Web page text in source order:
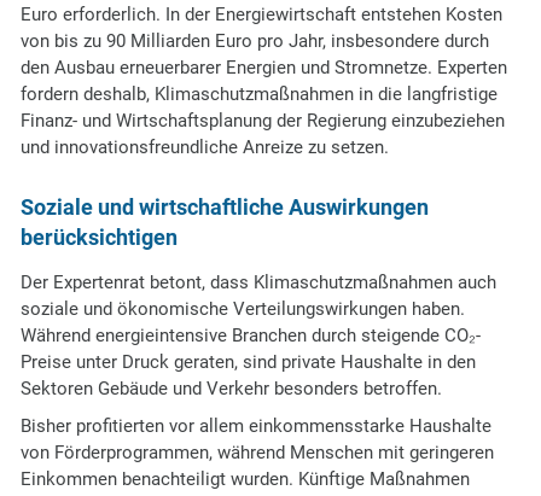
Euro erforderlich. In der Energiewirtschaft entstehen Kosten
von bis zu 90 Milliarden Euro pro Jahr, insbesondere durch
den Ausbau erneuerbarer Energien und Stromnetze. Experten
fordern deshalb, Klimaschutzmaßnahmen in die langfristige
Finanz- und Wirtschaftsplanung der Regierung einzubeziehen
und innovationsfreundliche Anreize zu setzen.
Soziale und wirtschaftliche Auswirkungen
berücksichtigen
Der Expertenrat betont, dass Klimaschutzmaßnahmen auch
soziale und ökonomische Verteilungswirkungen haben.
Während energieintensive Branchen durch steigende CO₂-
Preise unter Druck geraten, sind private Haushalte in den
Sektoren Gebäude und Verkehr besonders betroffen.
Bisher profitierten vor allem einkommensstarke Haushalte
von Förderprogrammen, während Menschen mit geringeren
Einkommen benachteiligt wurden. Künftige Maßnahmen